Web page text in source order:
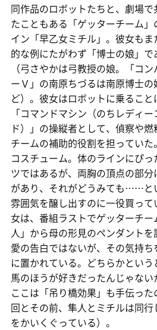
同作品のロボットたちと、劇場で
たこともある「ゲッターチーム」
イン「早乙女ミチル」。彼女もま
的な例にたがわず「博士の娘」で
（弓さやかは弓教授の娘。「コン
ーＶ」の南原ちづるは南原博士の
ど）。彼女はロボットに乗ること
「コマンドマシン（のちレディー
ド）」の操縦者として、偵察や
チームの補助的役割を担ってい
コスチューム。体のラインにぴ
ツではあるが、両胸の頂点の部
があり、それがどうみても……と
雰囲気を醸し出すのに一役買っ
女は、番組ラストでゲッターチ
人」から母の形見のペンダント
愛の告白ではないが、その気持
に置かれている。どちらかとい
馬のほうが好きだったんじゃない
ここは「吊り橋効果」も手伝っ
回とその前、隼人とミチルは同
をかいくぐっている）。